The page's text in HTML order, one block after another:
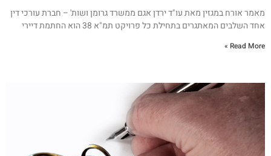
מאמר אורח במגזין מאת עו"ד ירדן אגם ממשרד גרומן ושות' – חברת עורכי דין
אחד השלבים המאתגרים בתחילת כל פרויקט תמ"א 38 הוא החתמת דיירי
Read More »